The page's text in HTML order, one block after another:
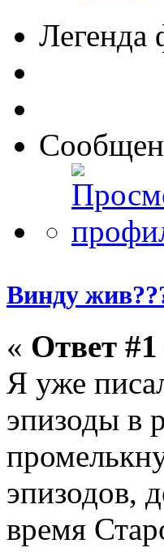
Легенда
Винду
« Ответ #1
Я уже
эпизоды в
эпизодов,
время